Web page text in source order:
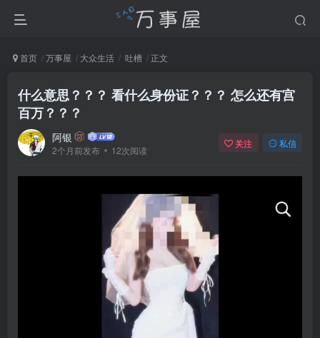
首页 万事屋 大众生活 吐槽 正文
什么意思？？？ 看什么身份证？？？ 怎么还有宫
百万？？？
阿银
2个月前发布 12次阅读
关注 私信